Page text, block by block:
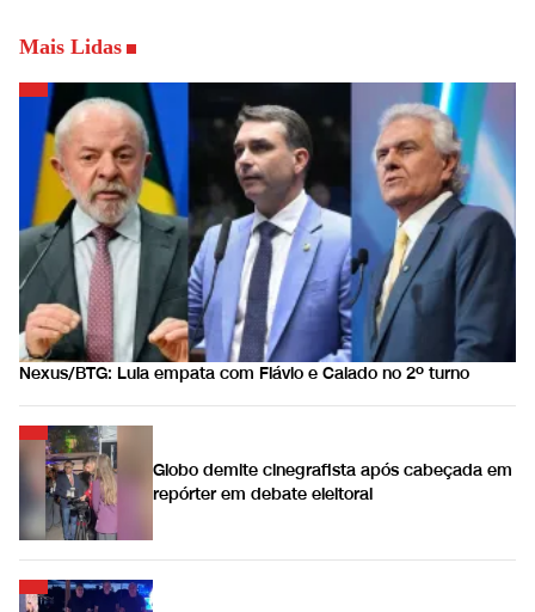
Mais Lidas
Nexus/BTG: Lula empata com Flávio e Caiado no 2º turno
Globo demite cinegrafista após cabeçada em
repórter em debate eleitoral